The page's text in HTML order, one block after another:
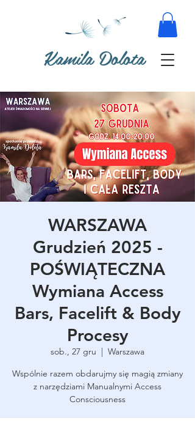
Kamila Dolota
WARSZAWA
Grudzień 2025 -
POŚWIĄTECZNA
Wymiana Access
Bars, Facelift & Body
Procesy
sob., 27 gru
  |
Warszawa
Wspólnie razem obdarujmy się magią zmiany
z narzędziami Manualnymi Access
Consciousness